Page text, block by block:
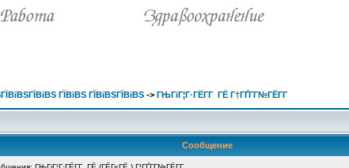
ГЇВїВЅ ГЇВїВЅГЇВїВЅ -> ГЊГіГ¦Г·ГЁГ­Г ГЁ Г†ГҐГ­Г№ГЁГ­Г
Сообщение